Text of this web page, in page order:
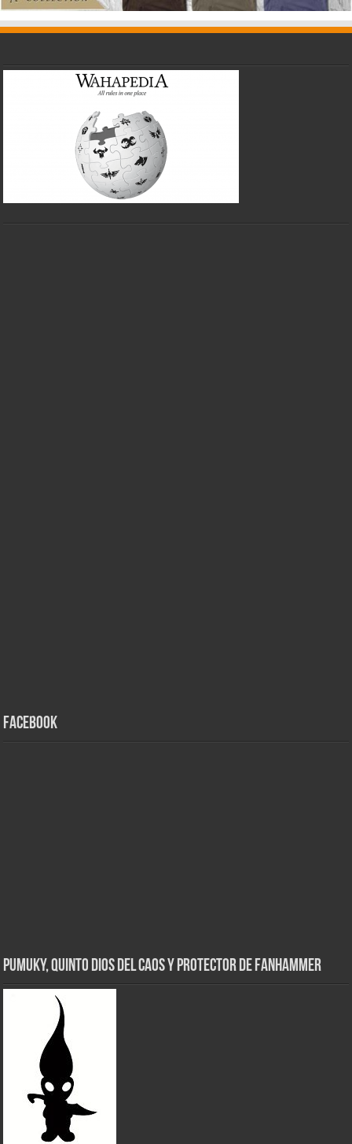
Facebook
Pumuky, Quinto Dios del Caos y Protector de FanHammer